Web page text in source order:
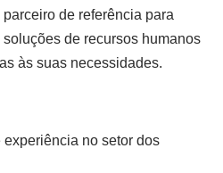
de referência para
de recursos humanos
às suas necessidades.
experiência no setor dos